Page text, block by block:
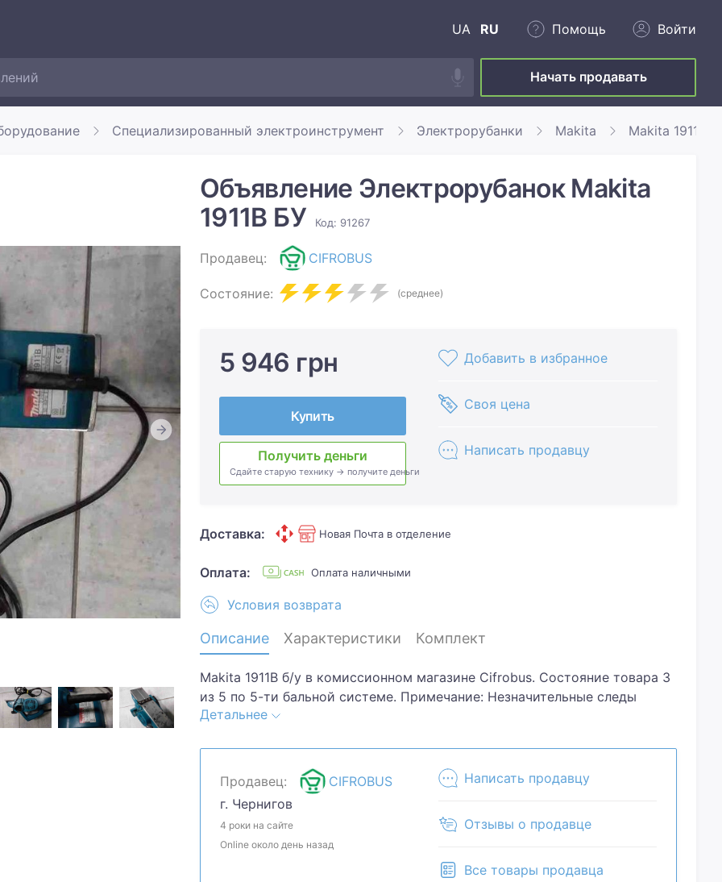
UA RU Помощь Войти
Начать продавать
Специализированный электроинструмент Электрорубанки Makita Makita 1911B
Объявление Электрорубанок Makita
1911B БУ
Код: 91267
Продавец: CIFROBUS
Состояние: (среднее)
5 946 грн
Купить
Получить деньги
Сдайте старую технику → получите деньги
Добавить в избранное
Своя цена
Написать продавцу
Доставка: Новая Почта в отделение
Оплата: Оплата наличными
Условия возврата
Описание Характеристики Комплект
Makita 1911B б/у в комиссионном магазине Cifrobus. Состояние товара 3
из 5 по 5-ти бальной системе. Примечание: Незначительные следы
эксплуатации, полностью исправен и в рабочем состоянии.Хотите
сможем сделать.Уточняйте наличие и комплектацию у менеджера. Товар
может быть продан в розничном магазине.
Детальнее
Продавец:
CIFROBUS
г. Чернигов
4 роки на сайте
Online около день назад
Написать продавцу
Отзывы о продавце
Все товары продавца